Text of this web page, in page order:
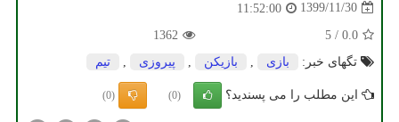
1399/11/30
11:52:00
0.0
/
5
1362
تگهای خبر:
بازی بازیكن پیروزی تیم
این مطلب را می پسندید؟ (0)
(0)